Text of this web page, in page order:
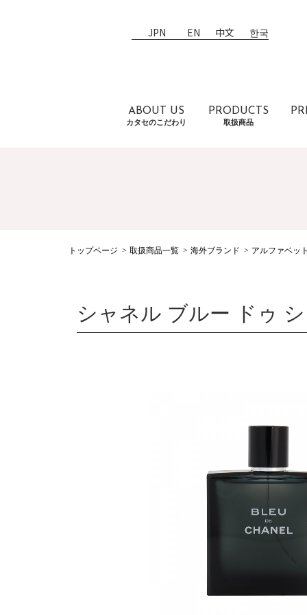
JPN EN 中文 한국
ABOUT US
カタセのこだわり
PRODUCTS
取扱商品
トップページ 取扱商品一覧 海外ブランド アルファベッ
シャネル ブルー ドゥ